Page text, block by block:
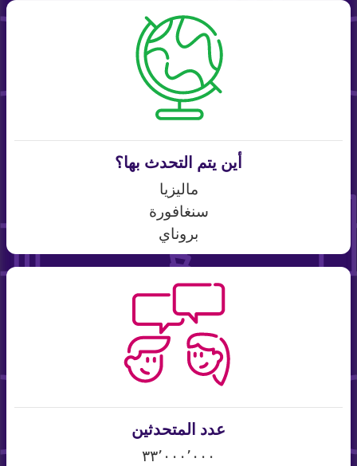
أين يتم التحدث بها؟
ماليزيا
سنغافورة
بروناي
عدد المتحدثين
٣٣٬٠٠٠٬٠٠٠